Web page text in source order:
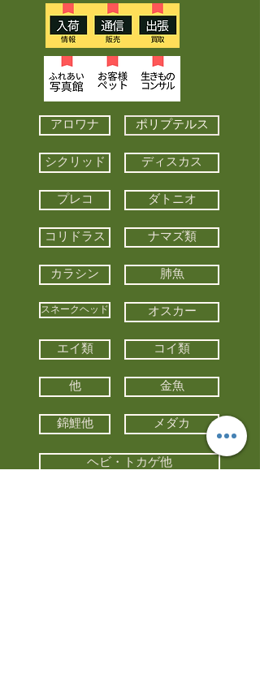
アロワナ ポリプテルス
シクリッド ディスカス
プレコ ダトニオ
コリドラス ナマズ類
カラシン 肺魚
スネークヘッド オスカー
エイ類 コイ類
他 金魚
錦鯉他 メダカ
ヘビ・トカゲ他